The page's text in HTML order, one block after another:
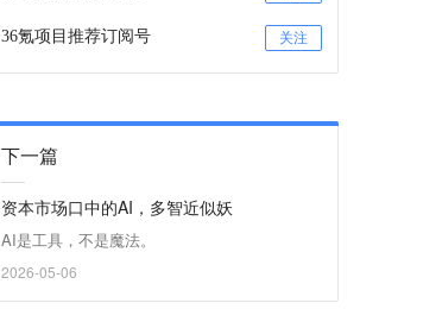
36氪项目推荐订阅号 关注
下一篇
资本市场口中的AI，多智近似妖
AI是工具，不是魔法。
2026-05-06